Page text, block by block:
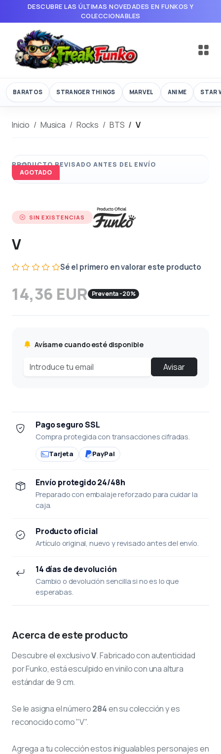
DESCUBRE LAS ÚLTIMAS NOVEDADES EN FUNKOS Y
COLECCIONABLES
BARATOS STRANGER THINGS MARVEL ANIME STAR
Inicio Musica Rocks BTS V
AGOTADO
SIN EXISTENCIAS
V
Sé el primero en valorar este producto
14,36 EUR Preventa -20%
Avísame cuando esté disponible
Avisar
Pago seguro SSL
Compra protegida con transacciones cifradas.
Tarjeta PayPal
Envío protegido 24/48h
Preparado con embalaje reforzado para cuidar la
caja.
Producto oficial
Artículo original, nuevo y revisado antes del envío.
14 días de devolución
Cambio o devolución sencilla si no es lo que
esperabas.
Acerca de este producto
Descubre el exclusivoV. Fabricado con autenticidad
por Funko, está esculpido en vinilo con una altura
estándar de 9 cm.
Se le asigna el número284en su colección y es
reconocido como "V".
Agrega a tu colección estos inigualables personajes en